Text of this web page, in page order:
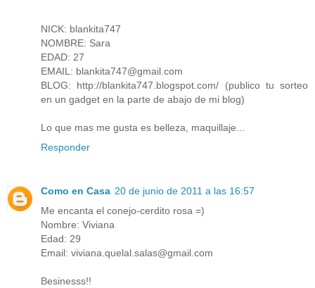
NICK: blankita747
NOMBRE: Sara
EDAD: 27
EMAIL: blankita747@gmail.com
BLOG: http://blankita747.blogspot.com/ (publico tu sorteo
en un gadget en la parte de abajo de mi blog)
Lo que mas me gusta es belleza, maquillaje...
Responder
Como en Casa 20 de junio de 2011 a las 16:57
Me encanta el conejo-cerdito rosa =)
Nombre: Viviana
Edad: 29
Email: viviana.quelal.salas@gmail.com
Besinesss!!